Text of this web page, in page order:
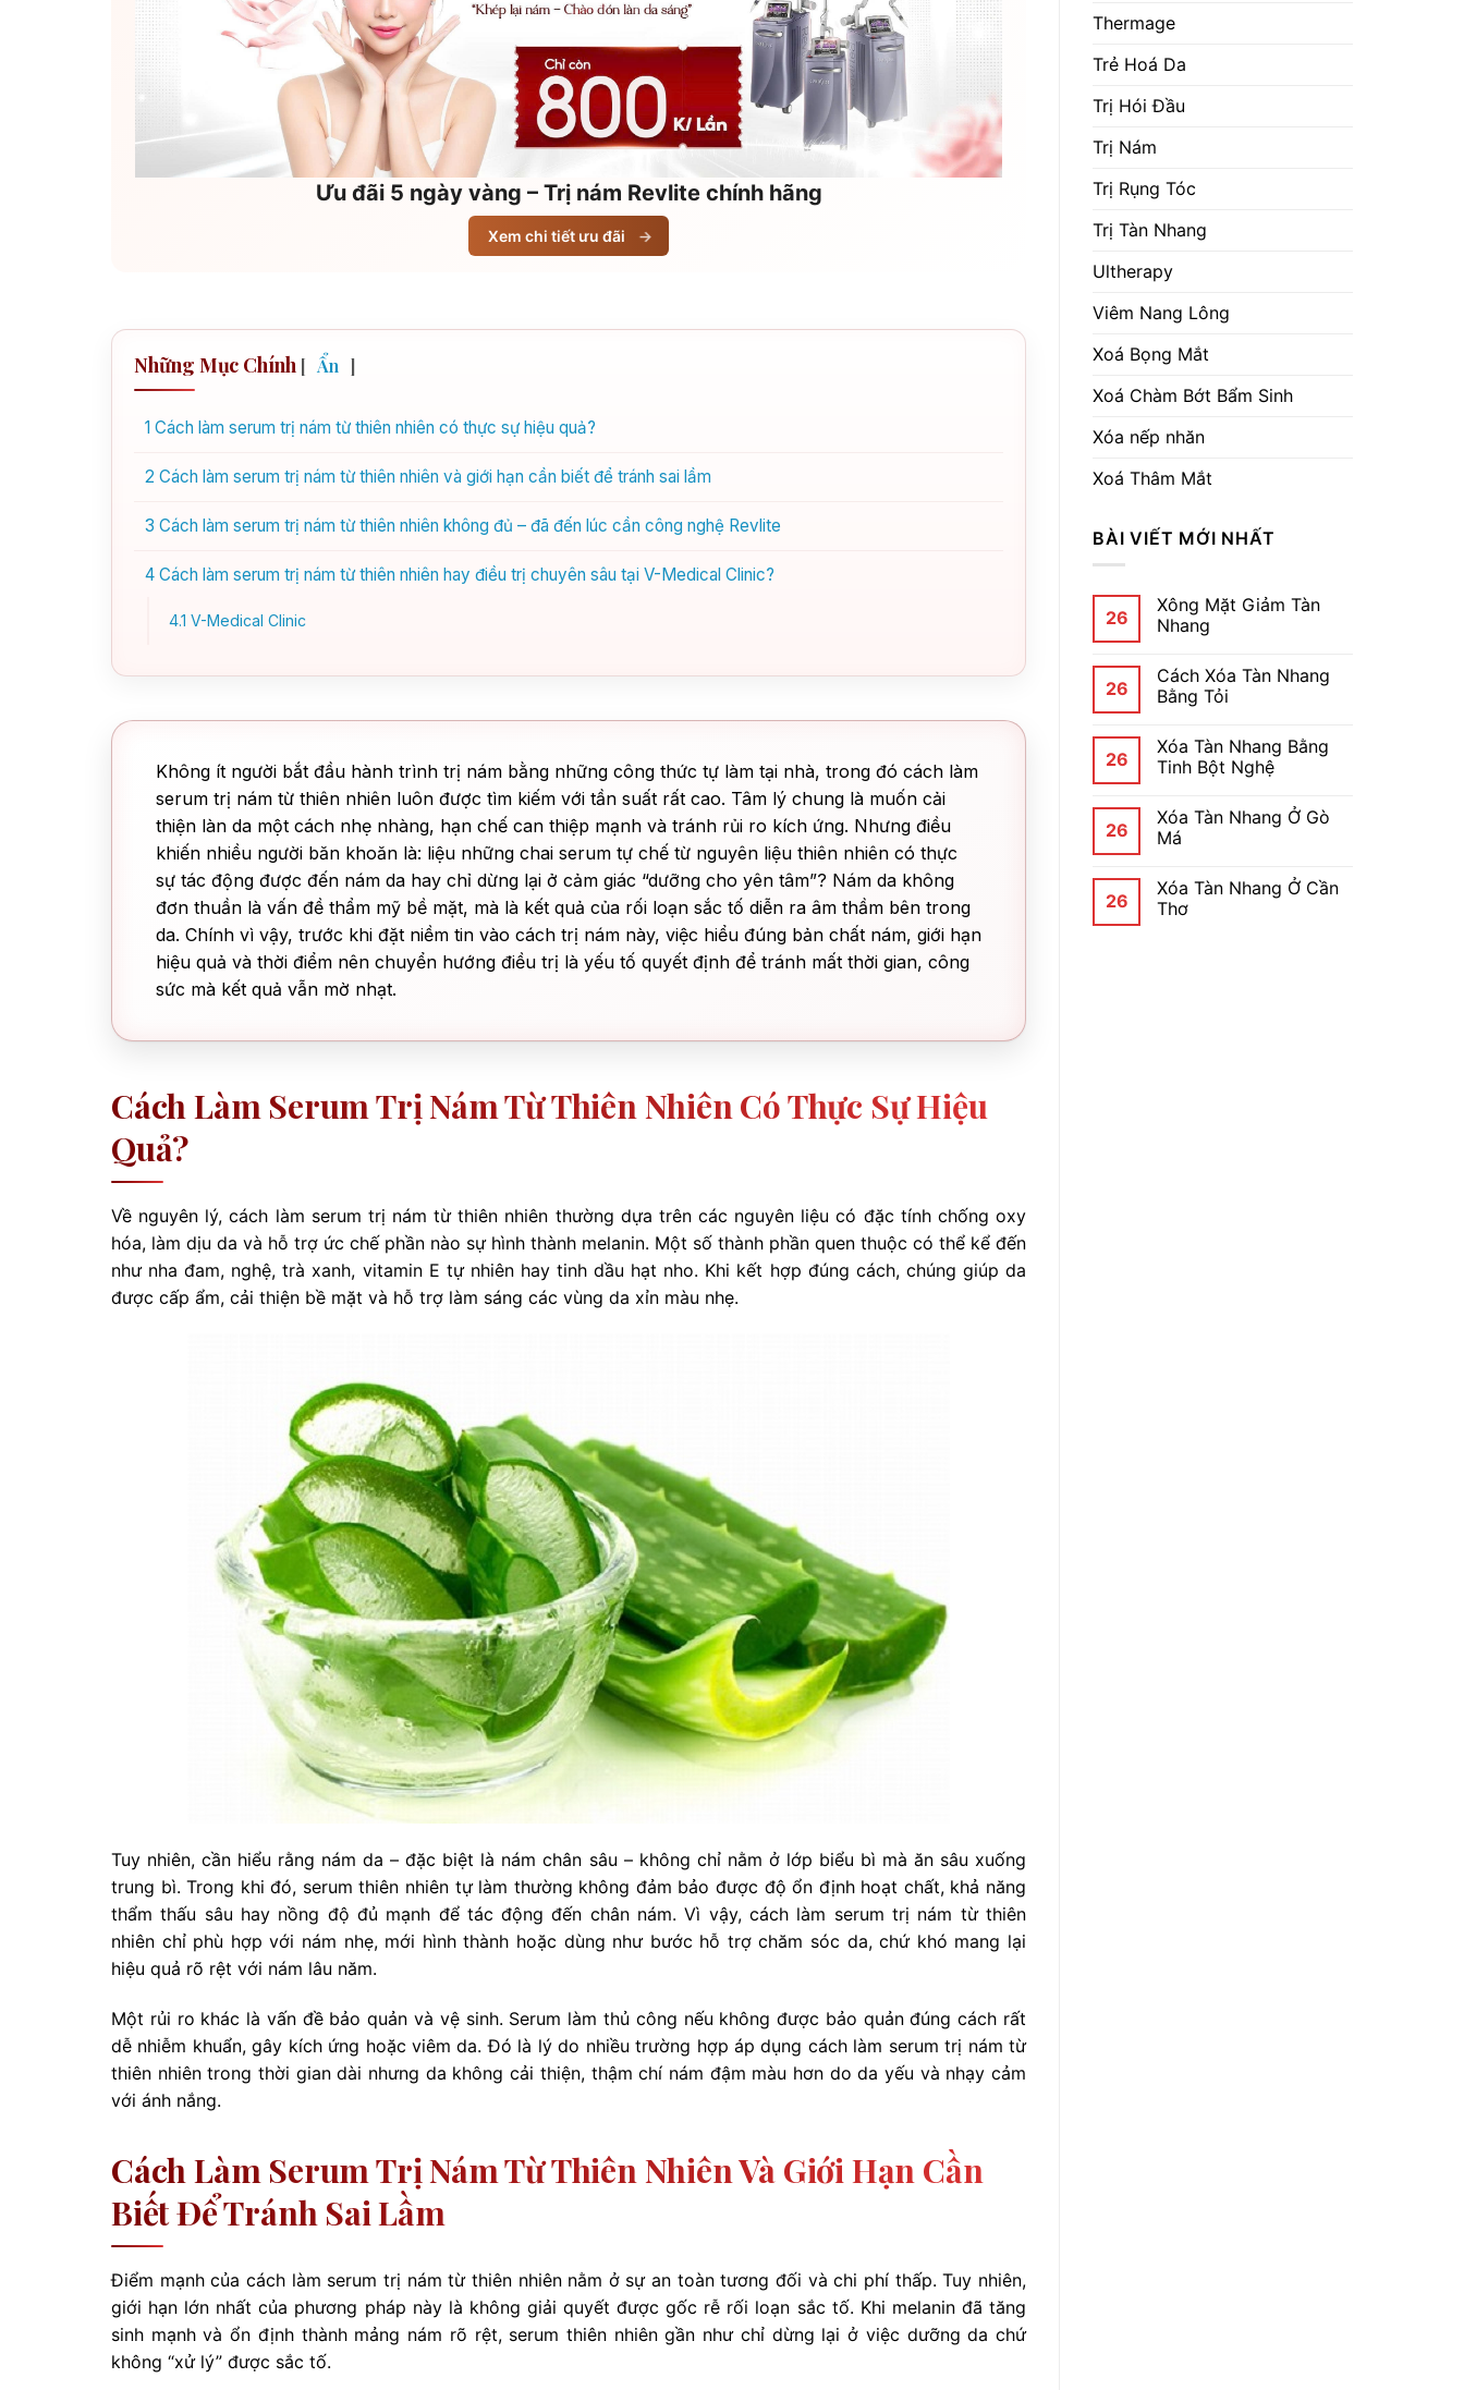
Ưu đãi 5 ngày vàng – Trị nám Revlite chính hãng
Xem chi tiết ưu đãi →
Những Mục Chính [ Ẩn ]
1 Cách làm serum trị nám từ thiên nhiên có thực sự hiệu quả?
2 Cách làm serum trị nám từ thiên nhiên và giới hạn cần biết để tránh sai lầm
3 Cách làm serum trị nám từ thiên nhiên không đủ – đã đến lúc cần công nghệ Revlite
4 Cách làm serum trị nám từ thiên nhiên hay điều trị chuyên sâu tại V-Medical Clinic?
4.1 V-Medical Clinic
Không ít người bắt đầu hành trình trị nám bằng những công thức tự làm tại nhà, trong đó cách làm
serum trị nám từ thiên nhiên luôn được tìm kiếm với tần suất rất cao. Tâm lý chung là muốn cải
thiện làn da một cách nhẹ nhàng, hạn chế can thiệp mạnh và tránh rủi ro kích ứng. Nhưng điều
khiến nhiều người băn khoăn là: liệu những chai serum tự chế từ nguyên liệu thiên nhiên có thực
sự tác động được đến nám da hay chỉ dừng lại ở cảm giác “dưỡng cho yên tâm”? Nám da không
đơn thuần là vấn đề thẩm mỹ bề mặt, mà là kết quả của rối loạn sắc tố diễn ra âm thầm bên trong
da. Chính vì vậy, trước khi đặt niềm tin vào cách trị nám này, việc hiểu đúng bản chất nám, giới hạn
hiệu quả và thời điểm nên chuyển hướng điều trị là yếu tố quyết định để tránh mất thời gian, công
sức mà kết quả vẫn mờ nhạt.
Cách Làm Serum Trị Nám Từ Thiên Nhiên Có Thực Sự Hiệu
Quả?
Về nguyên lý, cách làm serum trị nám từ thiên nhiên thường dựa trên các nguyên liệu có đặc tính chống oxy
hóa, làm dịu da và hỗ trợ ức chế phần nào sự hình thành melanin. Một số thành phần quen thuộc có thể kể đến
như nha đam, nghệ, trà xanh, vitamin E tự nhiên hay tinh dầu hạt nho. Khi kết hợp đúng cách, chúng giúp da
được cấp ẩm, cải thiện bề mặt và hỗ trợ làm sáng các vùng da xỉn màu nhẹ.
Tuy nhiên, cần hiểu rằng nám da – đặc biệt là nám chân sâu – không chỉ nằm ở lớp biểu bì mà ăn sâu xuống
trung bì. Trong khi đó, serum thiên nhiên tự làm thường không đảm bảo được độ ổn định hoạt chất, khả năng
thẩm thấu sâu hay nồng độ đủ mạnh để tác động đến chân nám. Vì vậy, cách làm serum trị nám từ thiên
nhiên chỉ phù hợp với nám nhẹ, mới hình thành hoặc dùng như bước hỗ trợ chăm sóc da, chứ khó mang lại
hiệu quả rõ rệt với nám lâu năm.
Một rủi ro khác là vấn đề bảo quản và vệ sinh. Serum làm thủ công nếu không được bảo quản đúng cách rất
dễ nhiễm khuẩn, gây kích ứng hoặc viêm da. Đó là lý do nhiều trường hợp áp dụng cách làm serum trị nám từ
thiên nhiên trong thời gian dài nhưng da không cải thiện, thậm chí nám đậm màu hơn do da yếu và nhạy cảm
với ánh nắng.
Cách Làm Serum Trị Nám Từ Thiên Nhiên Và Giới Hạn Cần
Biết Để Tránh Sai Lầm
Điểm mạnh của cách làm serum trị nám từ thiên nhiên nằm ở sự an toàn tương đối và chi phí thấp. Tuy nhiên,
giới hạn lớn nhất của phương pháp này là không giải quyết được gốc rễ rối loạn sắc tố. Khi melanin đã tăng
sinh mạnh và ổn định thành mảng nám rõ rệt, serum thiên nhiên gần như chỉ dừng lại ở việc dưỡng da chứ
không “xử lý” được sắc tố.
Thermage
Trẻ Hoá Da
Trị Hói Đầu
Trị Nám
Trị Rụng Tóc
Trị Tàn Nhang
Ultherapy
Viêm Nang Lông
Xoá Bọng Mắt
Xoá Chàm Bớt Bẩm Sinh
Xóa nếp nhăn
Xoá Thâm Mắt
BÀI VIẾT MỚI NHẤT
26
Xông Mặt Giảm Tàn
Nhang
26
Cách Xóa Tàn Nhang
Bằng Tỏi
26
Xóa Tàn Nhang Bằng
Tinh Bột Nghệ
26
Xóa Tàn Nhang Ở Gò
Má
26
Xóa Tàn Nhang Ở Cần
Thơ